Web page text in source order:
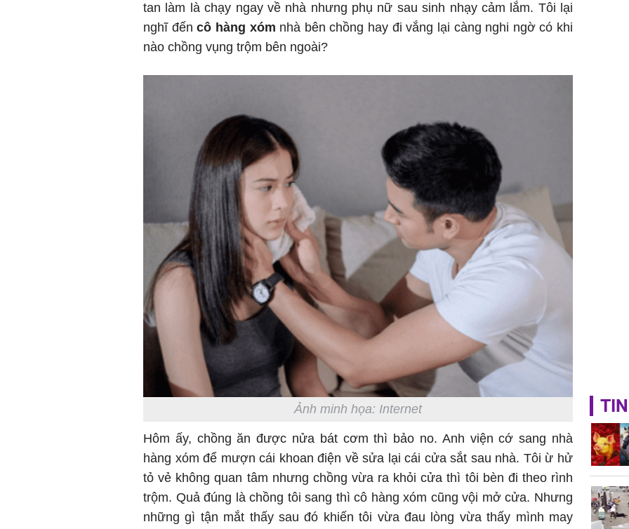
tan làm là chạy ngay về nhà nhưng phụ nữ sau sinh nhạy cảm lắm. Tôi lại
nghĩ đếncô hàng xóm nhà bên chồng hay đi vắng lại càng nghi ngờ có khi
nào chồng vụng trộm bên ngoài?
Ảnh minh họa: Internet
Hôm ấy, chồng ăn được nửa bát cơm thì bảo no. Anh viện cớ sang nhà
hàng xóm để mượn cái khoan điện về sửa lại cái cửa sắt sau nhà. Tôi ừ hử
tỏ vẻ không quan tâm nhưng chồng vừa ra khỏi cửa thì tôi bèn đi theo rình
trộm. Quả đúng là chồng tôi sang thì cô hàng xóm cũng vội mở cửa. Nhưng
những gì tận mắt thấy sau đó khiến tôi vừa đau lòng vừa thấy mình may